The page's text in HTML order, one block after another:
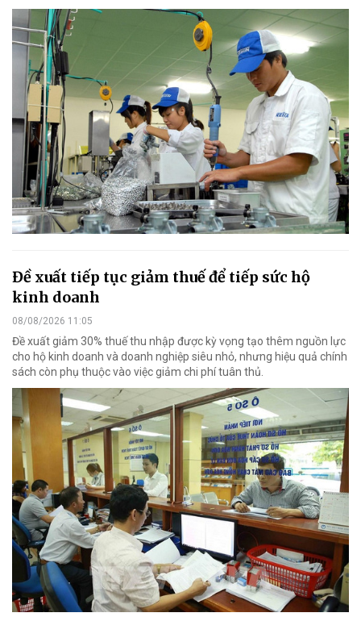
Đề xuất tiếp tục giảm thuế để tiếp sức hộ
kinh doanh
08/08/2026 11:05
Đề xuất giảm 30% thuế thu nhập được kỳ vọng tạo thêm nguồn lực
cho hộ kinh doanh và doanh nghiệp siêu nhỏ, nhưng hiệu quả chính
sách còn phụ thuộc vào việc giảm chi phí tuân thủ.